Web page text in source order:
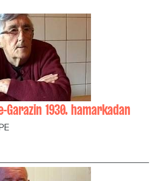
Garazin 1930. hamarkadan